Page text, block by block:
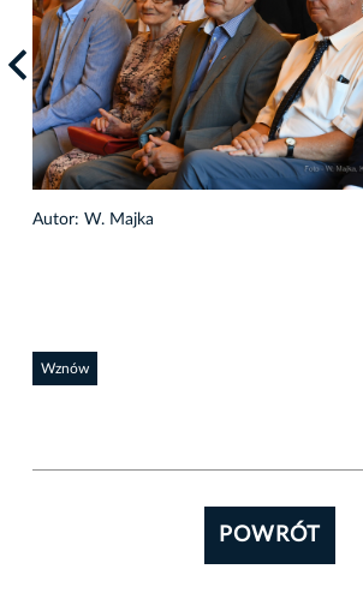
Autor: W. Majka
Wznów
POWRÓT